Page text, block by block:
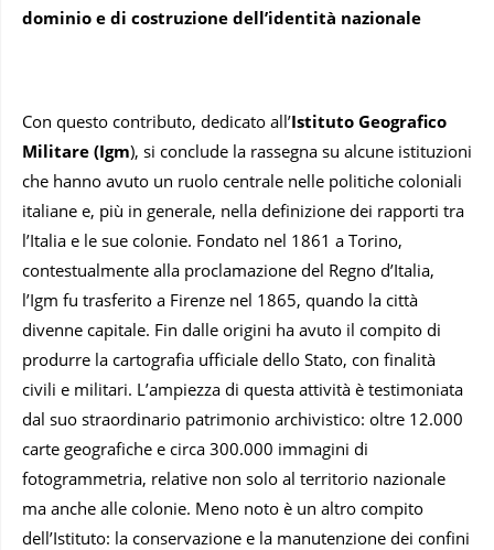
dominio e di costruzione dell’identità nazionale
Con questo contributo, dedicato all’Istituto Geografico
Militare (Igm), si conclude la rassegna su alcune istituzioni
che hanno avuto un ruolo centrale nelle politiche coloniali
italiane e, più in generale, nella definizione dei rapporti tra
l’Italia e le sue colonie. Fondato nel 1861 a Torino,
contestualmente alla proclamazione del Regno d’Italia,
l’Igm fu trasferito a Firenze nel 1865, quando la città
divenne capitale. Fin dalle origini ha avuto il compito di
produrre la cartografia ufficiale dello Stato, con finalità
civili e militari. L’ampiezza di questa attività è testimoniata
dal suo straordinario patrimonio archivistico: oltre 12.000
carte geografiche e circa 300.000 immagini di
fotogrammetria, relative non solo al territorio nazionale
ma anche alle colonie. Meno noto è un altro compito
dell’Istituto: la conservazione e la manutenzione dei confini